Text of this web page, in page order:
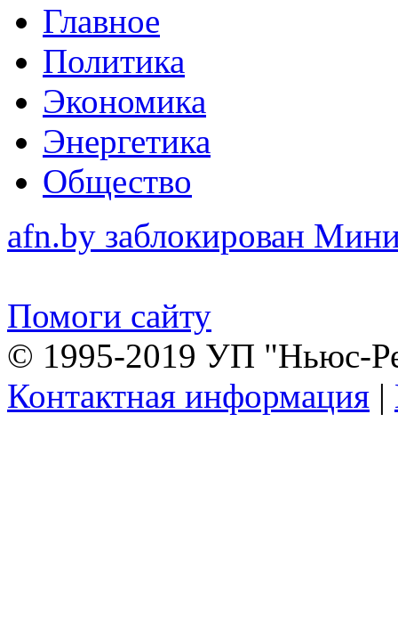
Главное
Политика
Экономика
Энергетика
Общество
afn.by заблокирован
Помоги сайту
© 1995-2019 УП "Ньюс-
Контактная информация |